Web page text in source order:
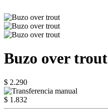
Buzo over trout
$ 2.290
$ 1.832